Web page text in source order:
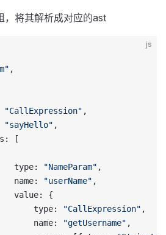
，将其解析成对应的ast
js
,
"CallExpression" ,
"sayHello" ,
[
type:
"NameParam" ,
name:
"userName" ,
value: {
type:
"CallExpression" ,
name:
"getUsername" ,